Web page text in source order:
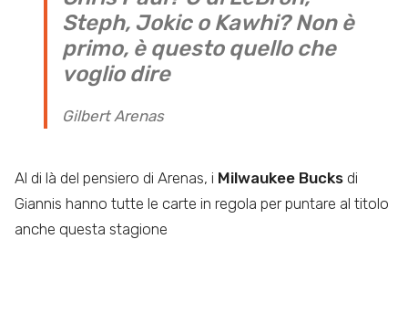
Steph, Jokic o Kawhi? Non è
primo, è questo quello che
voglio dire
Gilbert Arenas
Al di là del pensiero di Arenas, i Milwaukee Bucks di
Giannis hanno tutte le carte in regola per puntare al titolo
anche questa stagione